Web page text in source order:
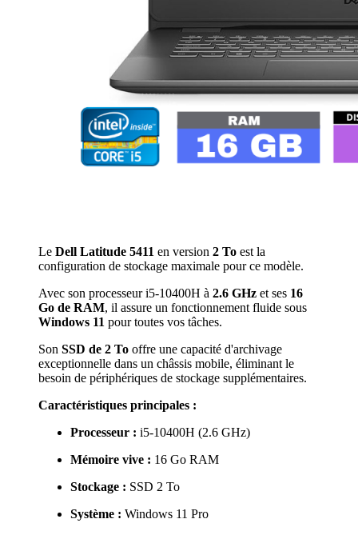
Le Dell Latitude 5411 en version 2 To est la
configuration de stockage maximale pour ce modèle.
Avec son processeur i5-10400H à 2.6 GHz et ses 16
Go de RAM, il assure un fonctionnement fluide sous
Windows 11 pour toutes vos tâches.
Son SSD de 2 To offre une capacité d'archivage
exceptionnelle dans un châssis mobile, éliminant le
besoin de périphériques de stockage supplémentaires.
Caractéristiques principales :
Processeur : i5-10400H (2.6 GHz)
Mémoire vive : 16 Go RAM
Stockage : SSD 2 To
Système : Windows 11 Pro